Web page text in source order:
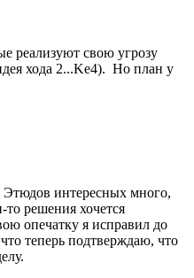
реализуют свою угрозу
хода 2...Ke4). Но план у
интересных много,
то решения хочется
опечатку я исправил до
теперь подтверждаю, что